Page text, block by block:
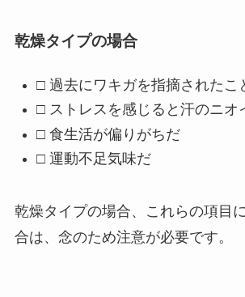
乾燥タイプの場合
□ 過去にワキガを指摘されたこ
□ ストレスを感じると汗のニオ
□ 食生活が偏りがちだ
□ 運動不足気味だ
乾燥タイプの場合、これらの項目
合は、念のため注意が必要です。